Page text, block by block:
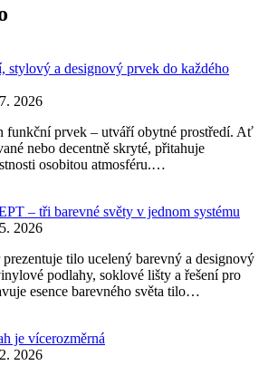
stylový a designový prvek do každého
2026
funkční prvek – utváří obytné prostředí. Ať
nebo decentně skryté, přitahuje
osobitou atmosféru.…
– tři barevné světy v jednom systému
2026
tilo ucelený barevný a designový
podlahy, soklové lišty a řešení pro
esence barevného světa tilo…
je vícerozměrná
2026